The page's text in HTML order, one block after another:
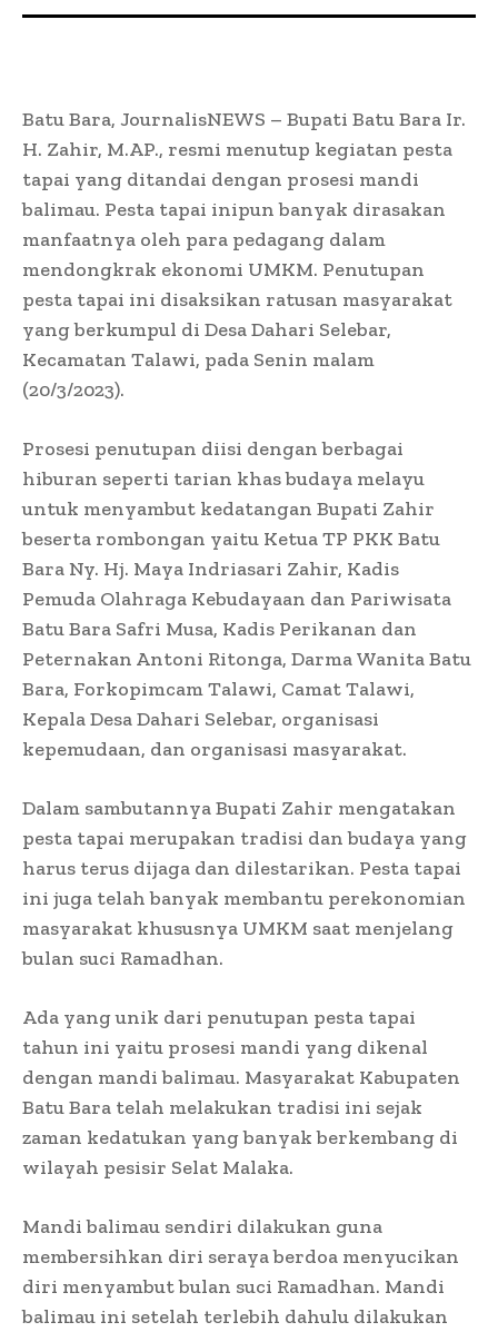
Batu Bara, JournalisNEWS – Bupati Batu Bara Ir.
H. Zahir, M.AP., resmi menutup kegiatan pesta
tapai yang ditandai dengan prosesi mandi
balimau. Pesta tapai inipun banyak dirasakan
manfaatnya oleh para pedagang dalam
mendongkrak ekonomi UMKM. Penutupan
pesta tapai ini disaksikan ratusan masyarakat
yang berkumpul di Desa Dahari Selebar,
Kecamatan Talawi, pada Senin malam
(20/3/2023).
Prosesi penutupan diisi dengan berbagai
hiburan seperti tarian khas budaya melayu
untuk menyambut kedatangan Bupati Zahir
beserta rombongan yaitu Ketua TP PKK Batu
Bara Ny. Hj. Maya Indriasari Zahir, Kadis
Pemuda Olahraga Kebudayaan dan Pariwisata
Batu Bara Safri Musa, Kadis Perikanan dan
Peternakan Antoni Ritonga, Darma Wanita Batu
Bara, Forkopimcam Talawi, Camat Talawi,
Kepala Desa Dahari Selebar, organisasi
kepemudaan, dan organisasi masyarakat.
Dalam sambutannya Bupati Zahir mengatakan
pesta tapai merupakan tradisi dan budaya yang
harus terus dijaga dan dilestarikan. Pesta tapai
ini juga telah banyak membantu perekonomian
masyarakat khususnya UMKM saat menjelang
bulan suci Ramadhan.
Ada yang unik dari penutupan pesta tapai
tahun ini yaitu prosesi mandi yang dikenal
dengan mandi balimau. Masyarakat Kabupaten
Batu Bara telah melakukan tradisi ini sejak
zaman kedatukan yang banyak berkembang di
wilayah pesisir Selat Malaka.
Mandi balimau sendiri dilakukan guna
membersihkan diri seraya berdoa menyucikan
diri menyambut bulan suci Ramadhan. Mandi
balimau ini setelah terlebih dahulu dilakukan